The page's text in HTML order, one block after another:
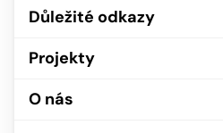
Důležité odkazy
Projekty
O nás